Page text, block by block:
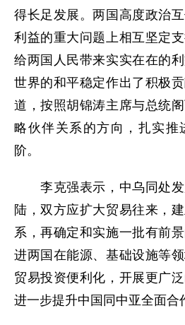
得长足发展。两国高度政治
利益的重大问题上相互坚定
给两国人民带来实实在在的
世界的和平稳定作出了积极
道，按照胡锦涛主席与总统
略伙伴关系的方向，扎实推
阶。
李克强表示，中乌同处发
陆，双方应扩大贸易往来，
系，再确定和实施一批有前
进两国在能源、基础设施等
贸易投资便利化，开展更广
进一步提升中国同中亚全面合